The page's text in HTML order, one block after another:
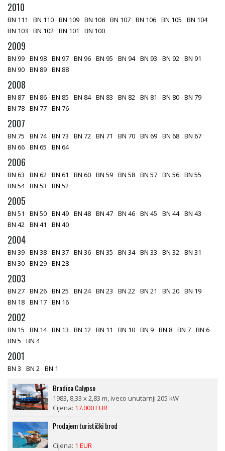
2010
BN 111 BN 110 BN 109 BN 108 BN 107 BN 106 BN 105
BN 104
BN 103
BN 102 BN 101 BN 100
2009
BN 99 BN 98 BN 97 BN 96 BN 95 BN 94 BN 93 BN 92 BN 91
BN 90 BN 89 BN 88
2008
BN 87 BN 86 BN 85 BN 84 BN 83 BN 82 BN 81 BN 80 BN 79
BN 78 BN 77 BN 76
2007
BN 75 BN 74 BN 73 BN 72 BN 71 BN 70 BN 69 BN 68 BN 67
BN 66 BN 65 BN 64
2006
BN 63 BN 62 BN 61 BN 60 BN 59 BN 58 BN 57 BN 56 BN 55
BN 54 BN 53 BN 52
2005
BN 51 BN 50 BN 49 BN 48 BN 47 BN 46 BN 45 BN 44 BN 43
BN 42 BN 41 BN 40
2004
BN 39 BN 38 BN 37 BN 36 BN 35 BN 34 BN 33 BN 32 BN 31
BN 30 BN 29 BN 28
2003
BN 27 BN 26 BN 25 BN 24 BN 23 BN 22 BN 21 BN 20 BN 19
BN 18 BN 17 BN 16
2002
BN 15 BN 14 BN 13 BN 12 BN 11 BN 10 BN 9 BN 8 BN 7 BN 6
BN 5
BN 4
2001
BN 3 BN 2 BN 1
Brodica Calypso
1983, 8,33 x 2,83 m, iveco unutarnji 205 kW
Cijena: 17.000 EUR
Prodajem turistički brod
Cijena: 1 EUR